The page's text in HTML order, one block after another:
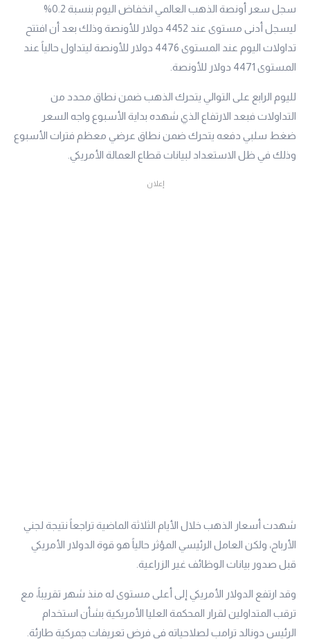
سجل سعر أونصة الذهب العالمي انخفاض اليوم بنسبة 0.2%
ليسجل أدنى مستوى عند 4452 دولار للأونصة وذلك بعد أن افتتح
تداولات اليوم عند المستوى 4476 دولار للأونصة ليتداول حالياً عند
المستوى 4471 دولار للأونصة.
لليوم الرابع على التوالي يتحرك الذهب ضمن نطاق محدد من
التداولات فبعد الارتفاع الذي شهده بداية الأسبوع واجه السعر
ضغط سلبي دفعه يتحرك ضمن نطاق عرضي معظم فترات الأسبوع
وذلك في ظل الاستعداد لبيانات قطاع العمالة الأمريكي.
إعلان
شهدت أسعار الذهب خلال الأيام الثلاثة الماضية تراجعاً نتيجة لجني
الأرباح، ولكن العامل الرئيسي المؤثر حالياً هو قوة الدولار الأمريكي
قبل صدور بيانات الوظائف غير الزراعية.
وقد ارتفع الدولار الأمريكي إلى أعلى مستوى له منذ شهر تقريباً، مع
ترقب المتداولين لقرار المحكمة العليا الأمريكية بشأن استخدام
الرئيس دونالد ترامب لصلاحياته في فرض تعريفات جمركية طارئة.